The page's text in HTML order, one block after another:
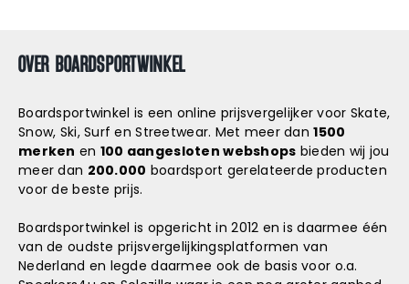
OVER BOARDSPORTWINKEL
Boardsportwinkel is een online prijsvergelijker voor Skate,
Snow, Ski, Surf en Streetwear. Met meer dan1500
merken en 100 aangesloten webshops bieden wij jou
meer dan 200.000 boardsport gerelateerde producten
voor de beste prijs.
Boardsportwinkel is opgericht in 2012 en is daarmee één
van de oudste prijsvergelijkingsplatformen van
Nederland en legde daarmee ook de basis voor o.a.